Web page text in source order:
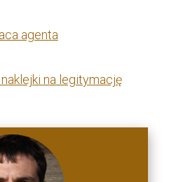
agenta
na legitymację